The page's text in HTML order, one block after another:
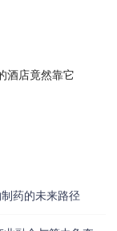
酒店竟然靠它
药的未来路径